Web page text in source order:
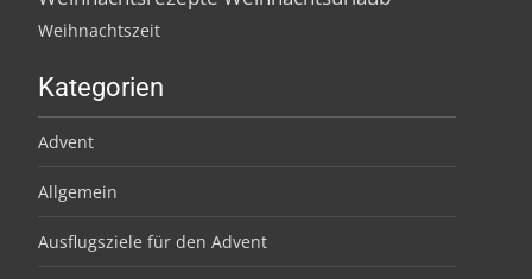
Weihnachtszeit
Kategorien
Advent
Allgemein
Ausflugsziele für den Advent